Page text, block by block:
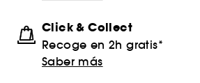
Click & Collect
Recoge en 2h gratis*
Saber más